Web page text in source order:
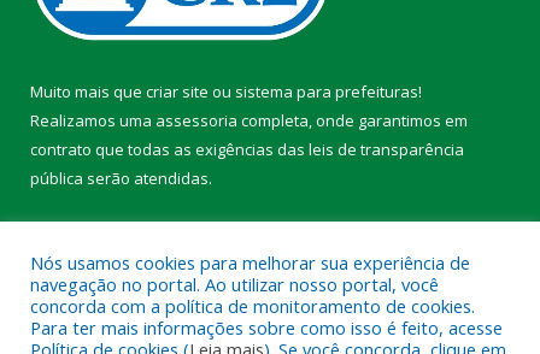
Muito mais que criar site ou sistema para prefeituras!
Realizamos uma assessoria completa, onde garantimos em
contrato que todas as exigências das leis de transparência
pública serão atendidas.
Nós usamos cookies para melhorar sua experiência de
navegação no portal. Ao utilizar nosso portal, você
concorda com a política de monitoramento de cookies.
Para ter mais informações sobre como isso é feito, acesse
Política de cookies (Leia mais). Se você concorda, clique em